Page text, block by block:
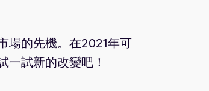
場的先機。在2021年可
一試新的改變吧！